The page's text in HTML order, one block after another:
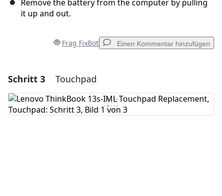
Remove the battery from the computer by pulling
it up and out.
Frag FixBot Einen Kommentar hinzufügen
Einen Kommentar hinzufügen
Kommentar hinzufügen
Schritt 3 Touchpad